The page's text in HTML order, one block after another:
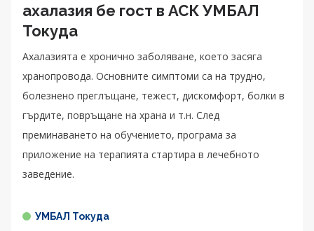
ахалазия бе гост в АСК УМБАЛ
Токуда
Ахалазията е хронично заболяване, което засяга
хранопровода. Основните симптоми са на трудно,
болезнено преглъщане, тежест, дискомфорт, болки в
гърдите, повръщане на храна и т.н. След
преминаването на обучението, програма за
приложение на терапията стартира в лечебното
заведение.
УМБАЛ Токуда